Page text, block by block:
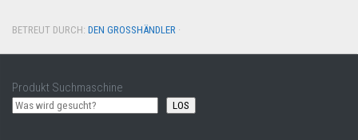
BETREUT DURCH: DEN GROSSHÄNDLER ·
Produkt Suchmaschine
LOS